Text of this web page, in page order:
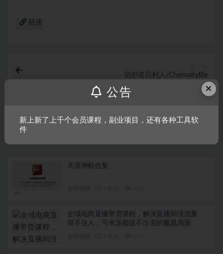
链接
切尔诺贝利人/Chernobylite
弗洛伦斯
天涯神贴合集
全域电商直播带货课程，解决直播间没流量，
留不住人，亏米送都送不出去的尴尬局面
×
公告
新上新了上千个会员课程，副业项目，还有各种工具软
件